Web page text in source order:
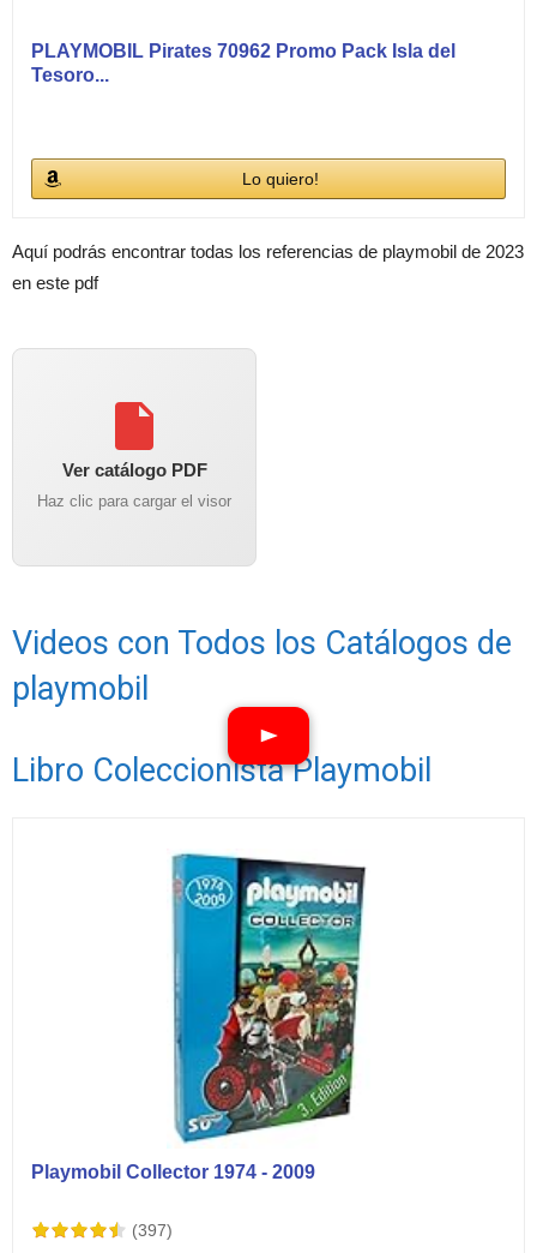
PLAYMOBIL Pirates 70962 Promo Pack Isla del
Tesoro...
Lo quiero!
Aquí podrás encontrar todas los referencias de playmobil de 2023
en este pdf
Ver catálogo PDF
Haz clic para cargar el visor
Videos con Todos los Catálogos de
playmobil
Libro Coleccionista Playmobil
Playmobil Collector 1974 - 2009
(397)